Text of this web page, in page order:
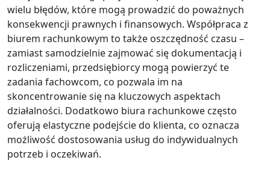
wielu błędów, które mogą prowadzić do poważnych
konsekwencji prawnych i finansowych. Współpraca z
biurem rachunkowym to także oszczędność czasu –
zamiast samodzielnie zajmować się dokumentacją i
rozliczeniami, przedsiębiorcy mogą powierzyć te
zadania fachowcom, co pozwala im na
skoncentrowanie się na kluczowych aspektach
działalności. Dodatkowo biura rachunkowe często
oferują elastyczne podejście do klienta, co oznacza
możliwość dostosowania usług do indywidualnych
potrzeb i oczekiwań.